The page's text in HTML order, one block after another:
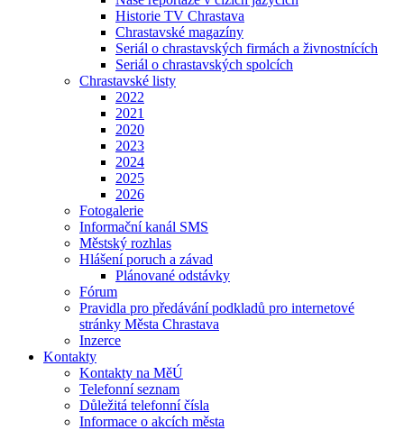
Historie TV Chrastava
Chrastavské magazíny
Seriál o chrastavských firmách a živnostnících
Seriál o chrastavských spolcích
Chrastavské listy
2022
2021
2020
2023
2024
2025
2026
Fotogalerie
Informační kanál SMS
Městský rozhlas
Hlášení poruch a závad
Plánované odstávky
Fórum
Pravidla pro předávání podkladů pro internetové
stránky Města Chrastava
Inzerce
Kontakty
Kontakty na MěÚ
Telefonní seznam
Důležitá telefonní čísla
Informace o akcích města